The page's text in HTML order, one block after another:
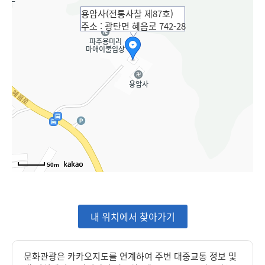
용암사(전통사찰 제87호)
주소 : 광탄면 혜음로 742-28
50m
내 위치에서 찾아가기
문화관광은 카카오지도를 연계하여 주변 대중교통 정보 및